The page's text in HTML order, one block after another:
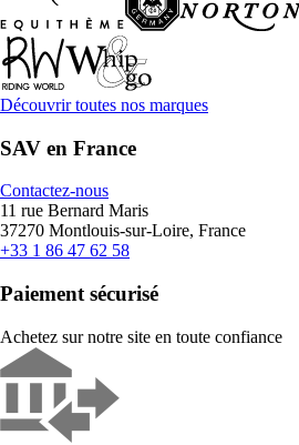
Découvrir toutes nos marques
SAV en France
Contactez-nous
11 rue Bernard Maris
37270 Montlouis-sur-Loire, France
+33 1 86 47 62 58
Paiement sécurisé
Achetez sur notre site en toute confiance